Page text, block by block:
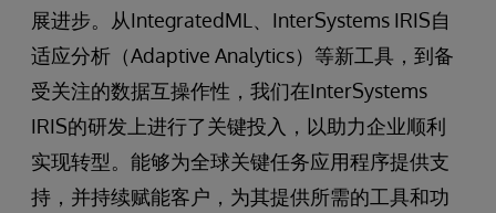
展进步。从IntegratedML、InterSystems IRIS自
适应分析（Adaptive Analytics）等新工具，到备
受关注的数据互操作性，我们在InterSystems
IRIS的研发上进行了关键投入，以助力企业顺利
实现转型。能够为全球关键任务应用程序提供支
持，并持续赋能客户，为其提供所需的工具和功